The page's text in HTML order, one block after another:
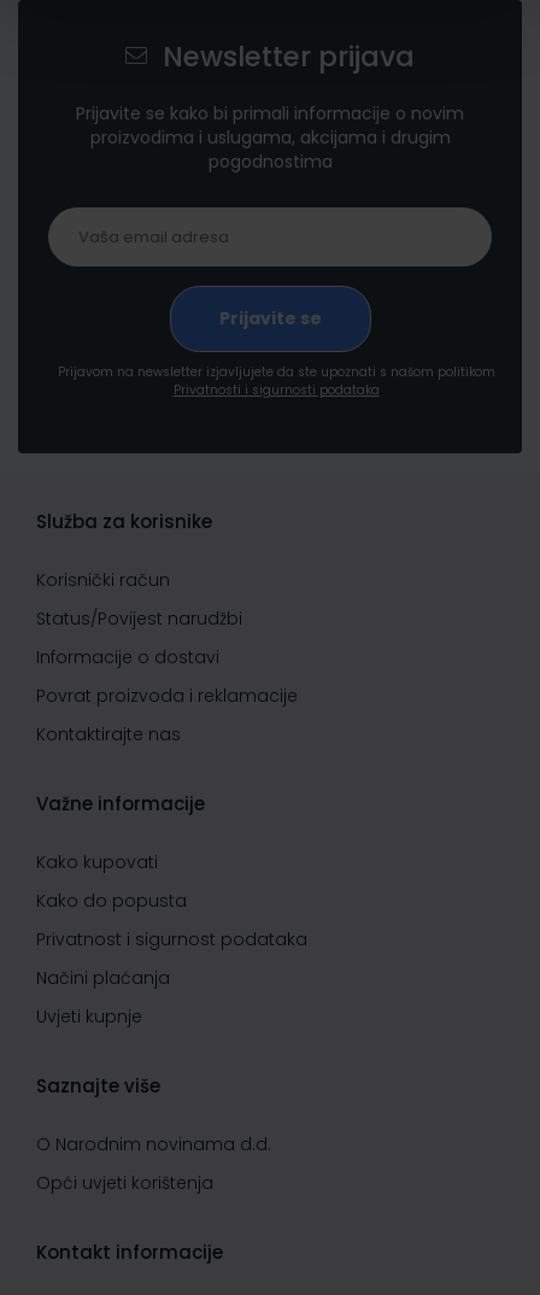
Newsletter prijava
Prijavite se kako bi primali informacije o novim
proizvodima i uslugama, akcijama i drugim
pogodnostima
Prijavom na newsletter izjavljujete da ste upoznati s našom politikom
Privatnosti i sigurnosti podataka
Služba za korisnike
Korisnički račun
Status/Povijest narudžbi
Informacije o dostavi
Povrat proizvoda i reklamacije
Kontaktirajte nas
Važne informacije
Kako kupovati
Kako do popusta
Privatnost i sigurnost podataka
Načini plaćanja
Uvjeti kupnje
Saznajte više
O Narodnim novinama d.d.
Opći uvjeti korištenja
Kontakt informacije